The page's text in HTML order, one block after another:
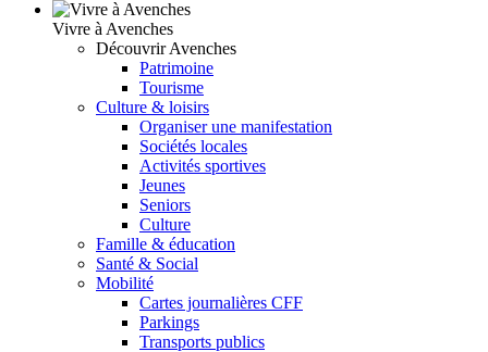
Vivre à Avenches
Découvrir Avenches
Patrimoine
Tourisme
Culture & loisirs
Organiser une manifestation
Sociétés locales
Activités sportives
Jeunes
Seniors
Culture
Famille & éducation
Santé & Social
Mobilité
Cartes journalières CFF
Parkings
Transports publics